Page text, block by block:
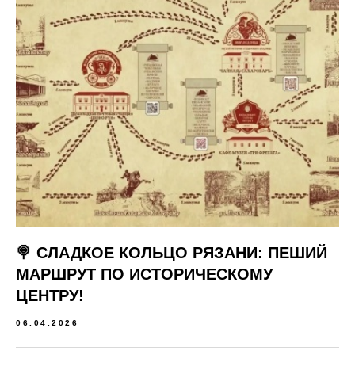
🍭 СЛАДКОЕ КОЛЬЦО РЯЗАНИ: ПЕШИЙ
МАРШРУТ ПО ИСТОРИЧЕСКОМУ
ЦЕНТРУ!
06.04.2026